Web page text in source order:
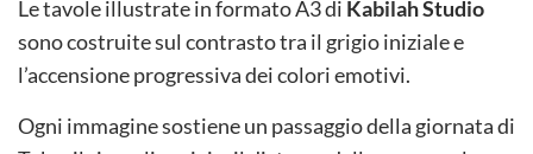
Le tavole illustrate in formato A3 di Kabilah Studio
sono costruite sul contrasto tra il grigio iniziale e
l’accensione progressiva dei colori emotivi.
Ogni immagine sostiene un passaggio della giornata di